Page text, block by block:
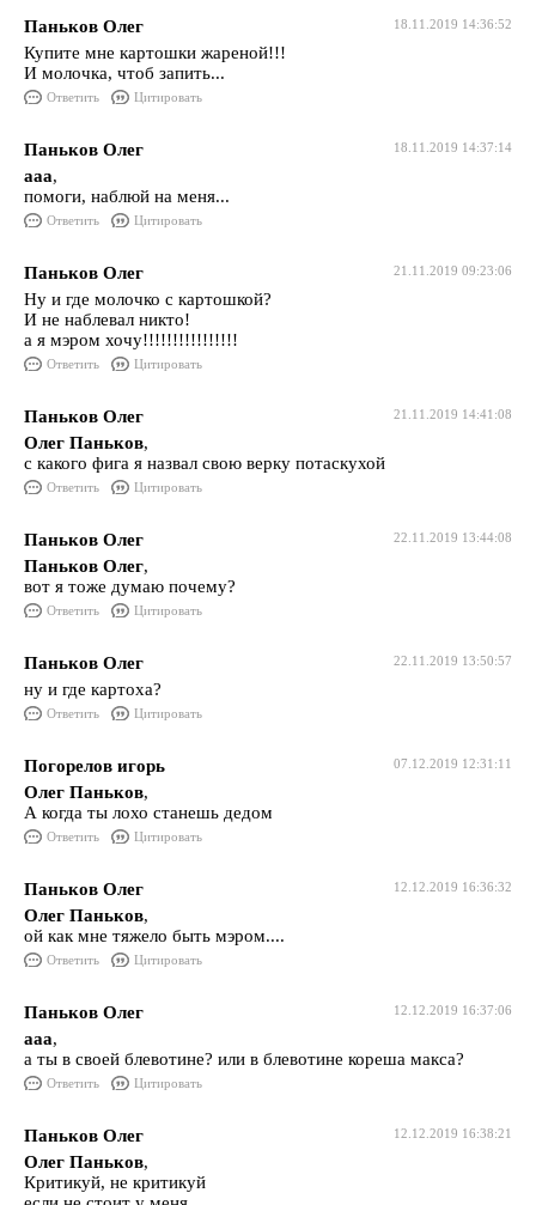
18.11.2019 14:36:52
Паньков Олег
Купите мне картошки жареной!!!
И молочка, чтоб запить...
Ответить Цитировать
18.11.2019 14:37:14
Паньков Олег
ааа,
помоги, наблюй на меня...
Ответить Цитировать
21.11.2019 09:23:06
Паньков Олег
Ну и где молочко с картошкой?
И не наблевал никто!
а я мэром хочу!!!!!!!!!!!!!!!!
Ответить Цитировать
21.11.2019 14:41:08
Паньков Олег
Олег Паньков,
с какого фига я назвал свою верку потаскухой
Ответить Цитировать
22.11.2019 13:44:08
Паньков Олег
Паньков Олег,
вот я тоже думаю почему?
Ответить Цитировать
22.11.2019 13:50:57
Паньков Олег
ну и где картоха?
Ответить Цитировать
07.12.2019 12:31:11
Погорелов игорь
Олег Паньков,
А когда ты лохо станешь дедом
Ответить Цитировать
12.12.2019 16:36:32
Паньков Олег
Олег Паньков,
ой как мне тяжело быть мэром....
Ответить Цитировать
12.12.2019 16:37:06
Паньков Олег
ааа,
а ты в своей блевотине? или в блевотине кореша макса?
Ответить Цитировать
12.12.2019 16:38:21
Паньков Олег
Олег Паньков,
Критикуй, не критикуй